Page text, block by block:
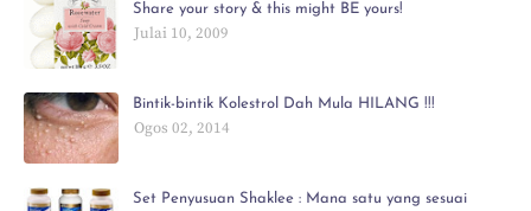
Share your story & this might BE yours!
Julai 10, 2009
Bintik-bintik Kolestrol Dah Mula HILANG !!!
Ogos 02, 2014
Set Penyusuan Shaklee : Mana satu yang sesuai